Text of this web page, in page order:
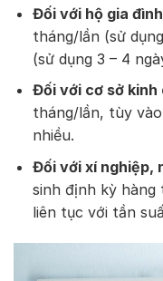
Đối với hộ gia đình
tháng/lần (sử
(sử dụng 3 – 4
Đối với cơ sở kinh
tháng/lần, tùy
nhiều.
Đối với xí nghiệp,
sinh định kỳ
liên tục với tần